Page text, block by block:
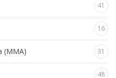
41
16
(MMA) 31
48